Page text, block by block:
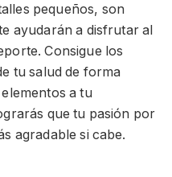
pequeños, son
ayudarán a disfrutar al
Consigue los
tu salud de forma
a tu
que tu pasión por
agradable si cabe.